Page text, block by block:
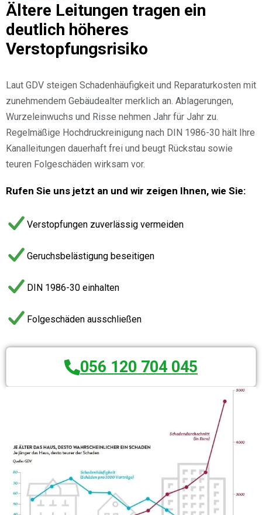
Ältere Leitungen tragen ein
deutlich höheres
Verstopfungsrisiko
Laut GDV steigen Schadenhäufigkeit und Reparaturkosten mit
zunehmendem Gebäudealter merklich an. Ablagerungen,
Wurzeleinwuchs und Risse nehmen Jahr für Jahr zu.
Regelmäßige Hochdruckreinigung nach DIN 1986-30 hält Ihre
Kanalleitungen dauerhaft frei und beugt Rückstau sowie
teuren Folgeschäden wirksam vor.
Rufen Sie uns jetzt an und wir zeigen Ihnen, wie Sie:
Verstopfungen zuverlässig vermeiden
Geruchsbelästigung beseitigen
DIN 1986-30 einhalten
Folgeschäden ausschließen
056 120 704 045